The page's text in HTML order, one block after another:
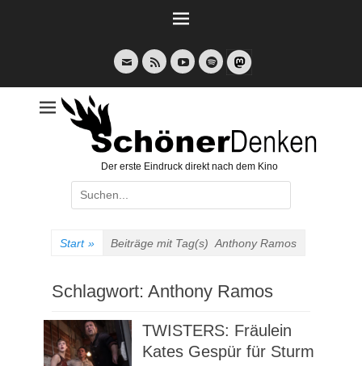
E-
Mail
Feed YouTubeSpotify
Der erste Eindruck direkt nach dem Kino
Suche
nach:
Start » Beiträge mit Tag(s) Anthony Ramos
Schlagwort: Anthony Ramos
TWISTERS: Fräulein
Kates Gespür für Sturm